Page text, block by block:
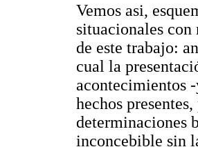
Vemos asi,
situacionales con
de este trabajo:
cual la
acontecimientos
hechos
determinaciones
inconcebible sin